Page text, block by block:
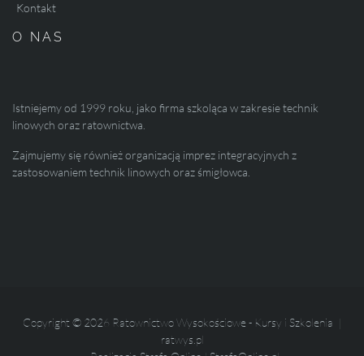
Kontakt
O NAS
Istniejemy od 1999 roku, jako firma szkoląca w zakresie technik
linowych oraz ratownictwa.
Zajmujemy się również organizacją imprez integracyjnych z
zastosowaniem technik linowych oraz śmigłowca.
Copyright © 2026 Ratownictwo Wysokościowe - Kursy i Szkolenia |
ratwys.pl